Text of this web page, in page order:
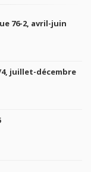
76-2, avril-juin
4, juillet-décembre